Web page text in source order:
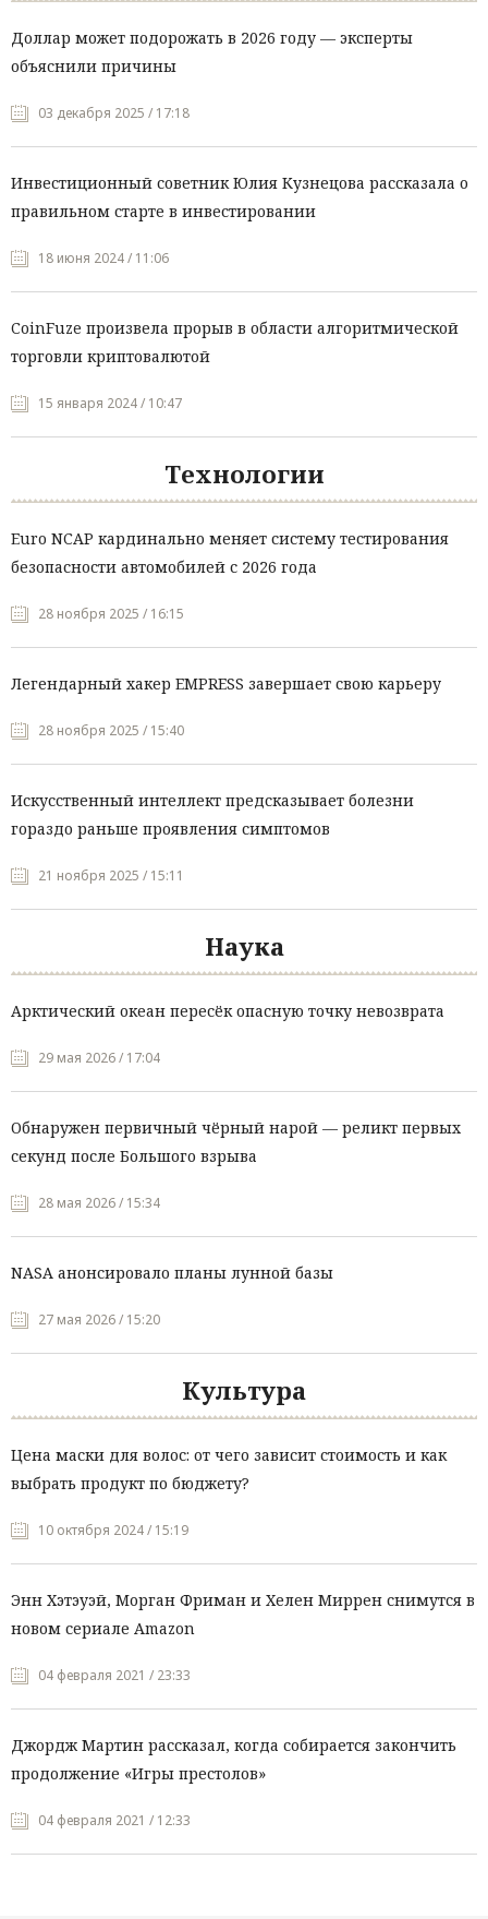
Доллар может подорожать в 2026 году — эксперты
объяснили причины
03 декабря 2025 / 17:18
Инвестиционный советник Юлия Кузнецова рассказала о
правильном старте в инвестировании
18 июня 2024 / 11:06
CoinFuze произвела прорыв в области алгоритмической
торговли криптовалютой
15 января 2024 / 10:47
Технологии
Euro NCAP кардинально меняет систему тестирования
безопасности автомобилей с 2026 года
28 ноября 2025 / 16:15
Легендарный хакер EMPRESS завершает свою карьеру
28 ноября 2025 / 15:40
Искусственный интеллект предсказывает болезни
гораздо раньше проявления симптомов
21 ноября 2025 / 15:11
Наука
Арктический океан пересёк опасную точку невозврата
29 мая 2026 / 17:04
Обнаружен первичный чёрный нарой — реликт первых
секунд после Большого взрыва
28 мая 2026 / 15:34
NASA анонсировало планы лунной базы
27 мая 2026 / 15:20
Культура
Цена маски для волос: от чего зависит стоимость и как
выбрать продукт по бюджету?
10 октября 2024 / 15:19
Энн Хэтэуэй, Морган Фриман и Хелен Миррен снимутся в
новом сериале Amazon
04 февраля 2021 / 23:33
Джордж Мартин рассказал, когда собирается закончить
продолжение «Игры престолов»
04 февраля 2021 / 12:33